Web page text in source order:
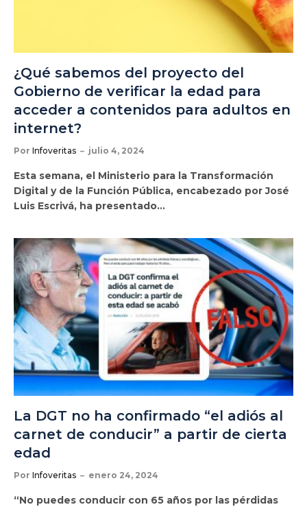
¿Qué sabemos del proyecto del
Gobierno de verificar la edad para
acceder a contenidos para adultos en
internet?
Por Infoveritas julio 4, 2024
Esta semana, el Ministerio para la Transformación
Digital y de la Función Pública, encabezado por José
Luis Escrivá, ha presentado…
La DGT no ha confirmado “el adiós al
carnet de conducir” a partir de cierta
edad
Por Infoveritas enero 24, 2024
“No puedes conducir con 65 años por las pérdidas